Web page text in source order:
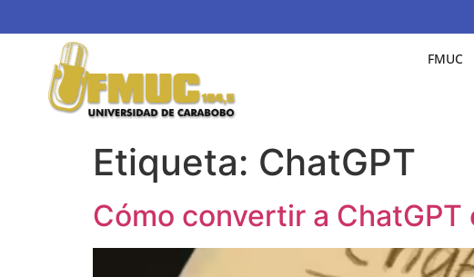
FMUC
Etiqueta: ChatGPT
Cómo convertir a